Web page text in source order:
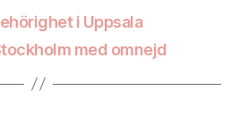
i Uppsala
med omnejd